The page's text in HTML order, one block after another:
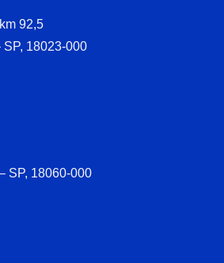
92,5
18023-000
SP, 18060-000